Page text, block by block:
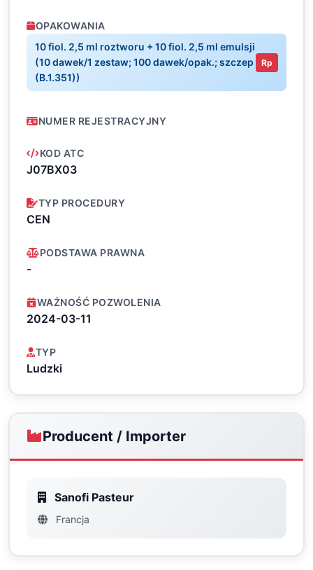
OPAKOWANIA
10 fiol. 2,5 ml roztworu + 10 fiol. 2,5 ml emulsji
(10 dawek/1 zestaw; 100 dawek/opak.; szczep
(B.1.351))
Rp
NUMER REJESTRACYJNY
KOD ATC
J07BX03
TYP PROCEDURY
CEN
PODSTAWA PRAWNA
-
WAŻNOŚĆ POZWOLENIA
2024-03-11
TYP
Ludzki
Producent / Importer
Sanofi Pasteur
Francja